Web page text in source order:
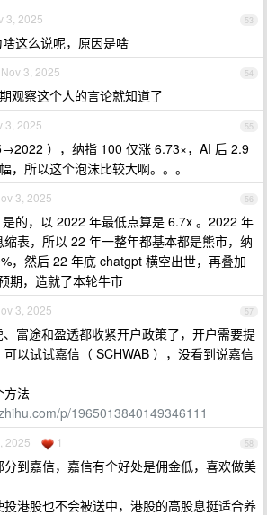
53
3, 2025
啥这么说呢，原因是啥
54
Nov 3, 2025
观察这个人的言论就知道了
55
3, 2025
），纳指 100 仅涨 6.73×，AI 后 2.9
，所以这个泡沫比较大啊。。。
56
3, 2025
的，以 2022 年最低点算是 6.7x 。2022 年
表，所以 22 年一整年都基本都是熊市，纳
，然后 22 年底 chatgpt 横空出世，再叠加
期，造就了本轮牛市
57
3, 2025
富途和盈透都收紧开户政策了，开户需要提
以试试嘉信（ SCHWAB ），没看到说嘉信
方法
p/1965013840149346111
58
2025 1
到嘉信，嘉信有个好处是佣金低，喜欢做美
港股也不会被送中，港股的高股息挺适合养